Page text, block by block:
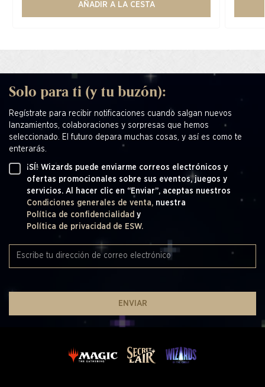
AÑADIR A LA CESTA
Solo para ti (y tu buzón):
Regístrate para recibir notificaciones cuando salgan nuevos
lanzamientos, colaboraciones y sorpresas que hemos
seleccionado. El futuro depara muchas cosas, y así es como te
enterarás.
¡SÍ! Wizards puede enviarme correos electrónicos y
ofertas promocionales sobre sus eventos, juegos y
servicios. Al hacer clic en “Enviar”, aceptas nuestros
Condiciones generales de venta, nuestra
Política de confidencialidad y
Política de privacidad de ESW.
ENVIAR